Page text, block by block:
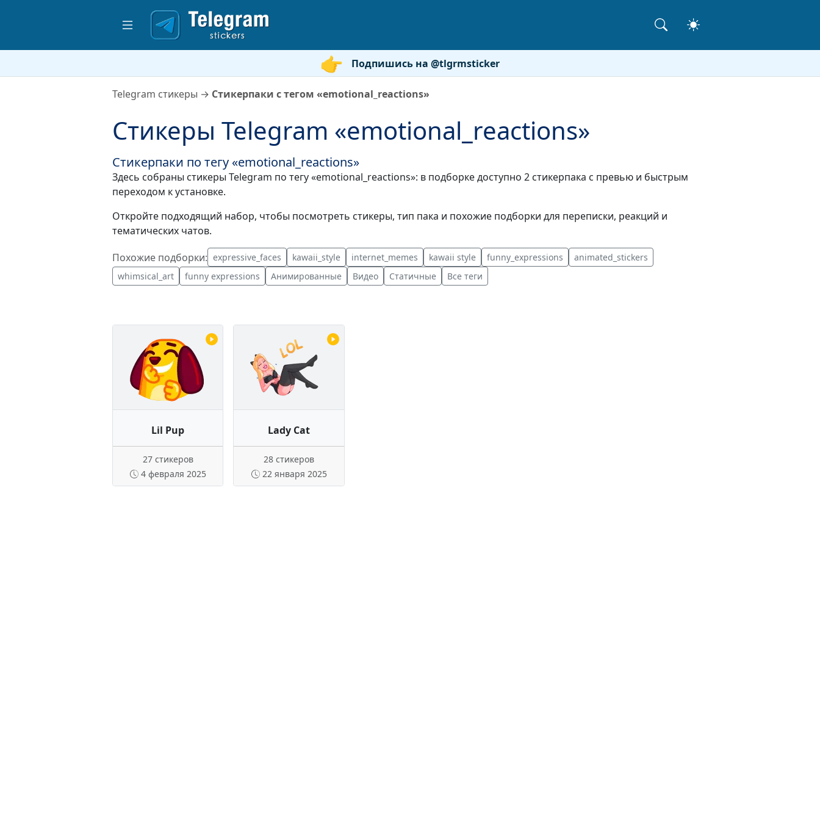
Подпишись на @tlgrmsticker
Telegram стикеры → Стикерпаки с тегом «emotional_reactions»
Стикеры Telegram «emotional_reactions»
Стикерпаки по тегу «emotional_reactions»
Здесь собраны стикеры Telegram по тегу «emotional_reactions»: в подборке доступно 2 стикерпака с превью и быстрым
переходом к установке.
Откройте подходящий набор, чтобы посмотреть стикеры, тип пака и похожие подборки для переписки, реакций и
тематических чатов.
Похожие подборки: expressive_faces kawaii_style internet_memes kawaii style funny_expressions
animated_stickers
whimsical_art
funny expressions Анимированные Видео Статичные Все теги
Lil Pup
27 стикеров
4 февраля 2025
Lady Cat
28 стикеров
22 января 2025